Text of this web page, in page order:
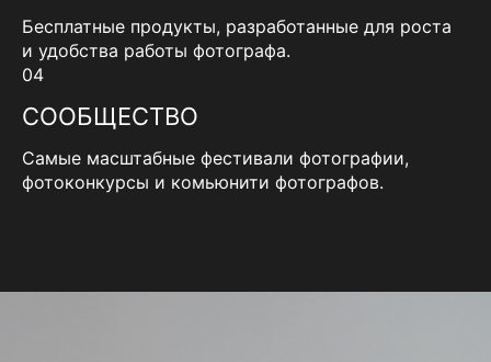
Бесплатные продукты, разработанные для роста
и удобства работы фотографа.
04
СООБЩЕСТВО
Самые масштабные фестивали фотографии,
фотоконкурсы и комьюнити фотографов.